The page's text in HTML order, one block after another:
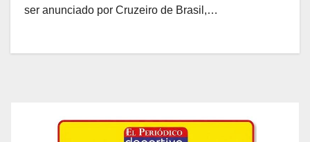
ser anunciado por Cruzeiro de Brasil,…